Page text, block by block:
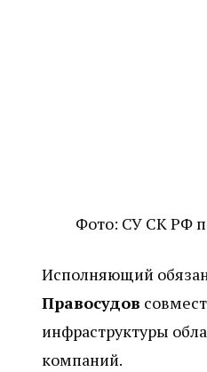
Фото: СУ СК РФ
Исполняющий
Правосудов
инфраструктуры
компаний.